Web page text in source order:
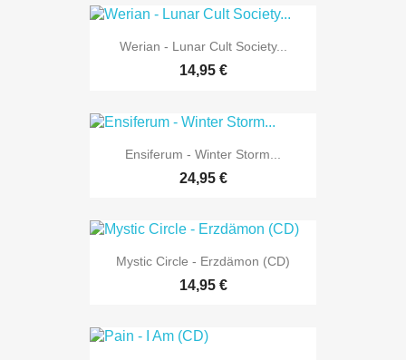
Werian - Lunar Cult Society...
14,95 €
Ensiferum - Winter Storm...
24,95 €
Mystic Circle - Erzdämon (CD)
14,95 €